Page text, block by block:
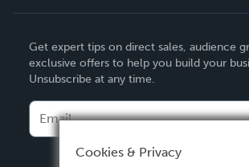
Deutsch
Français
Italiano
Español
Get expert tips on direct sales, audience
exclusive offers to help you build your
Unsubscribe at any time.
Cookies & Privacy